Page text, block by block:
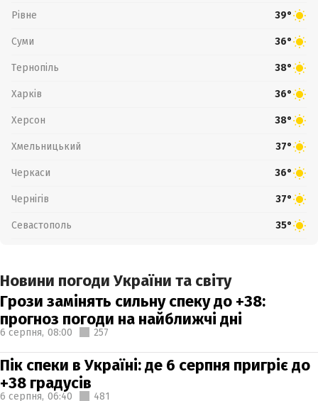
Рівне 39°
Суми 36°
Тернопіль 38°
Харків 36°
Херсон 38°
Хмельницький 37°
Черкаси 36°
Чернігів 37°
Севастополь 35°
Новини погоди України та світу
Грози замінять сильну спеку до +38:
прогноз погоди на найближчі дні
6 серпня, 08:00 257
Пік спеки в Україні: де 6 серпня пригріє до
+38 градусів
6 серпня, 06:40 481